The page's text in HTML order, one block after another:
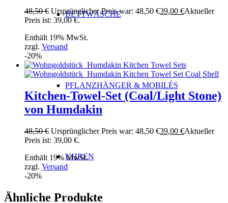
BETTWÄSCHE
PFLANZHÄNGER & MOBILÉS
UHREN
48,50€ Ursprünglicher Preis war: 48,50 €39,00 €Aktueller
Preis ist: 39,00 €.
Enthält 19% MwSt.
zzgl. Versand
-20%
Kitchen-Towel-Set (Coal/Light Stone)
von Humdakin
48,50€ Ursprünglicher Preis war: 48,50 €39,00 €Aktueller
Preis ist: 39,00 €.
Enthält 19% MwSt.
zzgl. Versand
-20%
Ähnliche Produkte